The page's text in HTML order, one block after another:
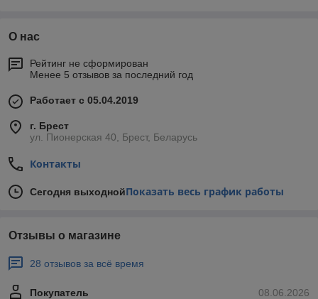
О нас
Рейтинг не сформирован
Менее 5 отзывов за последний год
Работает с 05.04.2019
г. Брест
ул. Пионерская 40, Брест, Беларусь
Контакты
Сегодня выходнойПоказать весь график работы
Отзывы о магазине
28 отзывов за всё время
08.06.2026
Покупатель